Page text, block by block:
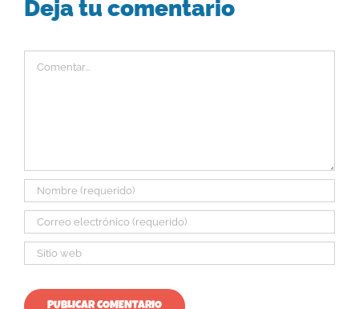
Deja tu comentario